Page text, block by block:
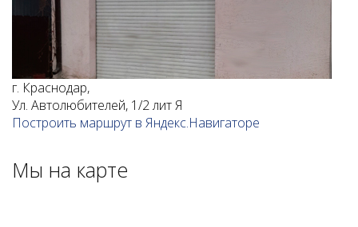
г. Краснодар,
Ул. Автолюбителей, 1/2 лит Я
Построить маршрут в Яндекс.Навигаторе
Мы на карте